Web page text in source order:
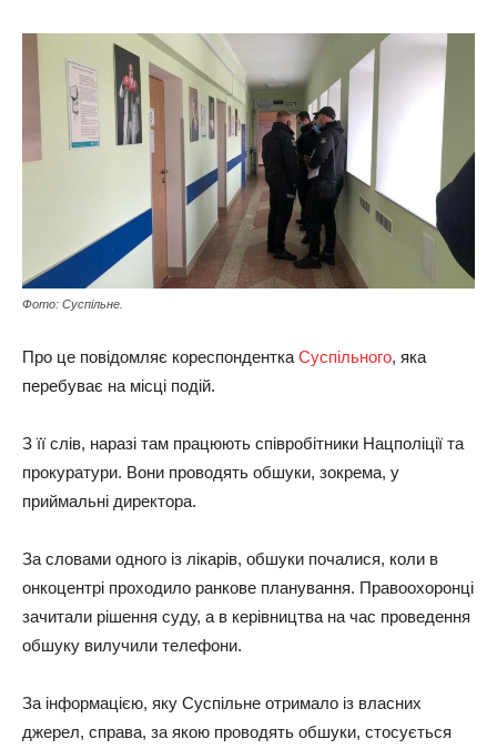
Фото: Суспільне.
Про це повідомляє кореспондентка Суспільного, яка
перебуває на місці подій.
З її слів, наразі там працюють співробітники Нацполіції та
прокуратури. Вони проводять обшуки, зокрема, у
приймальні директора.
За словами одного із лікарів, обшуки почалися, коли в
онкоцентрі проходило ранкове планування. Правоохоронці
зачитали рішення суду, а в керівництва на час проведення
обшуку вилучили телефони.
За інформацією, яку Суспільне отримало із власних
джерел, справа, за якою проводять обшуки, стосується